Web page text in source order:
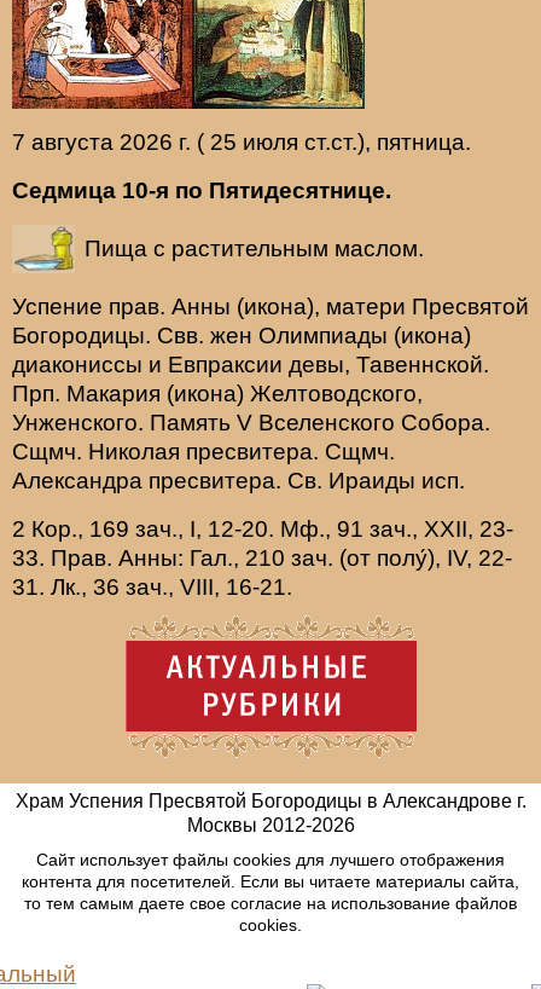
7 августа 2026 г. ( 25 июля ст.ст.), пятница.
Седмица 10-я по Пятидесятнице.
Пища с растительным маслом.
Успение прав. Анны (икона), матери Пресвятой
Богородицы. Свв. жен Олимпиады (икона)
диакониссы и Евпраксии девы, Тавеннской.
Прп. Макария (икона) Желтоводского,
Унженского. Память V Вселенского Собора.
Сщмч. Николая пресвитера. Сщмч.
Александра пресвитера. Св. Ираиды исп.
2 Кор., 169 зач., I, 12-20. Мф., 91 зач., XXII, 23-
33. Прав. Анны: Гал., 210 зач. (от полу́), IV, 22-
31. Лк., 36 зач., VIII, 16-21.
Храм Успения Пресвятой Богородицы в Александрове г.
Москвы 2012-2026
Сайт использует файлы cookies для лучшего отображения
контента для посетителей. Если вы читаете материалы сайта,
то тем самым даете свое согласие на использование файлов
cookies.